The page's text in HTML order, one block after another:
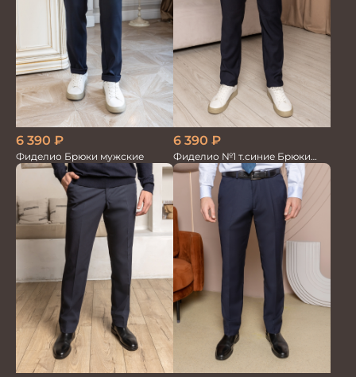
6 390 ₽
Фиделио Брюки мужские
6 390 ₽
Фиделио №1 т.синие Брюки
мужские